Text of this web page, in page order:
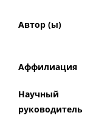
Автор (ы)
Аффилиация
Научный
руководитель